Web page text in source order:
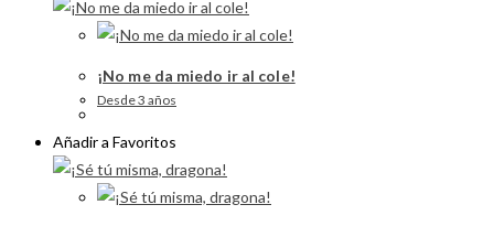
¡No me da miedo ir al cole!
Desde 3 años
Añadir a Favoritos